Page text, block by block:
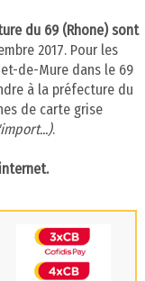
du 69 (Rhone) sont
2017. Pour les
de-Mure dans le 69
à la préfecture du
de carte grise
.